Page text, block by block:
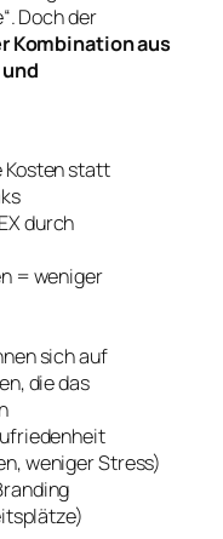
Doch der
Kombination aus
Kosten statt
durch
= weniger
sich auf
die das
weniger Stress)